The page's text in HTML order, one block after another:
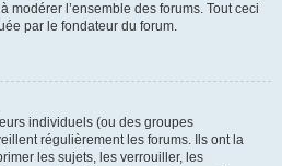
modérer l’ensemble des forums. Tout ceci
par le fondateur du forum.
individuels (ou des groupes
régulièrement les forums. Ils ont la
les sujets, les verrouiller, les